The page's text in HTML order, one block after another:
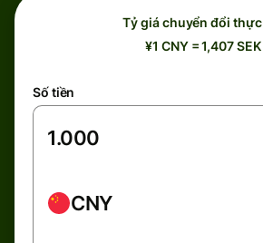
Tỷ giá chuyển đổi thực
¥1 CNY = 1,407 SEK
Số tiền
CNY